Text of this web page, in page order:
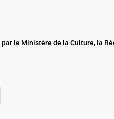
le Ministère de la Culture, la